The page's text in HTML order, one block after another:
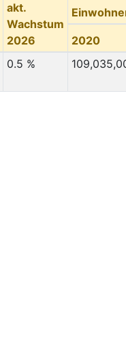
akt.
Wachstum
2026
2020
0.5 %